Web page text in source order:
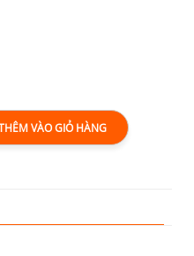
VÀO GIỎ HÀNG